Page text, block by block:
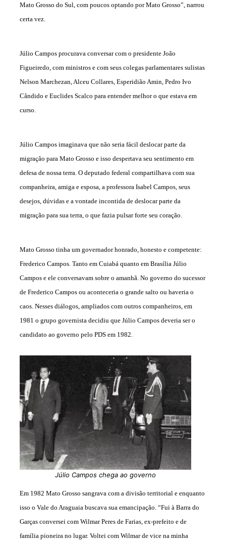
Mato Grosso do Sul, com poucos optando por Mato Grosso”, narrou
certa vez.
Júlio Campos procurava conversar com o presidente João
Figueiredo, com ministros e com seus colegas parlamentares sulistas
Nelson Marchezan, Alceu Collares, Esperidião Amin, Pedro Ivo
Cândido e Euclides Scalco para entender melhor o que estava em
curso.
Júlio Campos imaginava que não seria fácil deslocar parte da
migração para Mato Grosso e isso despertava seu sentimento em
defesa de nossa terra. O deputado federal compartilhava com sua
companheira, amiga e esposa, a professora Isabel Campos, seus
desejos, dúvidas e a vontade incontida de deslocar parte da
migração para sua terra, o que fazia pulsar forte seu coração.
Mato Grosso tinha um governador honrado, honesto e competente:
Frederico Campos. Tanto em Cuiabá quanto em Brasília Júlio
Campos e ele conversavam sobre o amanhã. No governo do sucessor
de Frederico Campos ou aconteceria o grande salto ou haveria o
caos. Nesses diálogos, ampliados com outros companheiros, em
1981 o grupo governista decidiu que Júlio Campos deveria ser o
candidato ao governo pelo PDS em 1982.
Júlio Campos chega ao governo
Em 1982 Mato Grosso sangrava com a divisão territorial e enquanto
isso o Vale do Araguaia buscava sua emancipação. “Fui à Barra do
Garças conversei com Wilmar Peres de Farias, ex-prefeito e de
família pioneira no lugar. Voltei com Wilmar de vice na minha